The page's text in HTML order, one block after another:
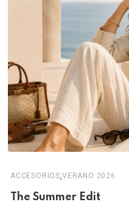
ACCESORIOS,VERANO 2026
The Summer Edit